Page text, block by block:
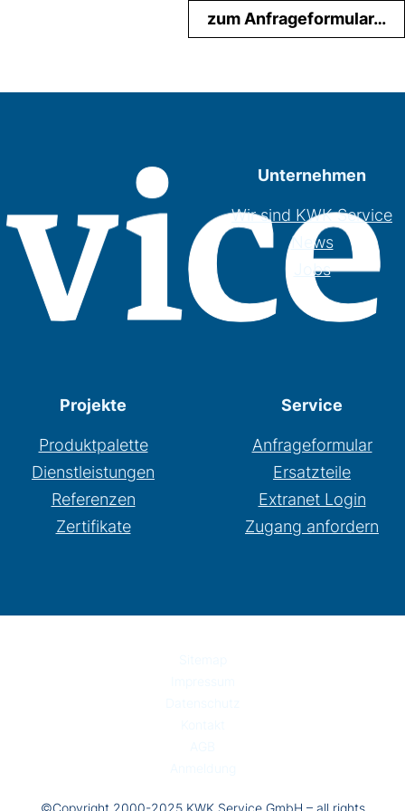
zum Anfrageformular…
Unternehmen
Wir sind KWK Service
News
Jobs
Projekte
Produktpalette
Dienstleistungen
Referenzen
Zertifikate
Service
Anfrageformular
Ersatzteile
Extranet Login
Zugang anfordern